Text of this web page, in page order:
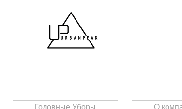
Головные Уборы О